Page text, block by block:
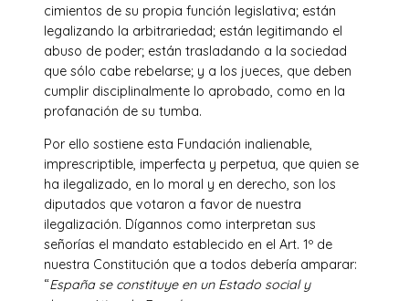
cimientos de su propia función legislativa; están
legalizando la arbitrariedad; están legitimando el
abuso de poder; están trasladando a la sociedad
que sólo cabe rebelarse; y a los jueces, que deben
cumplir disciplinalmente lo aprobado, como en la
profanación de su tumba.
Por ello sostiene esta Fundación inalienable,
imprescriptible, imperfecta y perpetua, que quien se
ha ilegalizado, en lo moral y en derecho, son los
diputados que votaron a favor de nuestra
ilegalización. Dígannos como interpretan sus
señorías el mandato establecido en el Art. 1º de
nuestra Constitución que a todos debería amparar:
“Españase constituye en un Estado social y